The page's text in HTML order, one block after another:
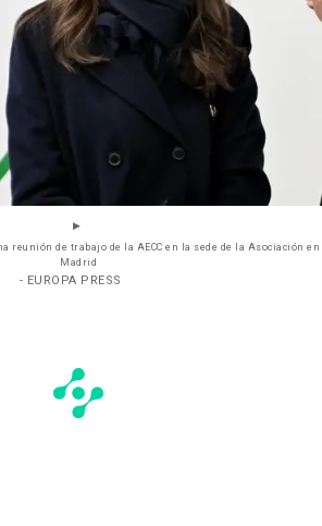
reunión de trabajo de la AECC en la sede de la Asociación en
Madrid
- EUROPA PRESS